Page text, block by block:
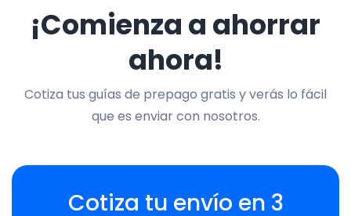
¡Comienza a ahorrar
ahora!
Cotiza tus guías de prepago gratis y verás lo fácil
que es enviar con nosotros.
Cotiza tu envío en 3